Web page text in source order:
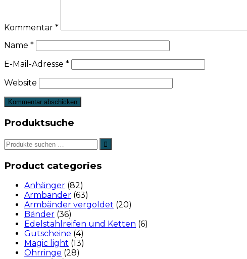
Kommentar *
Name *
E-Mail-Adresse *
Website
Produktsuche
Product categories
Anhänger (82)
Armbänder (63)
Armbänder vergoldet (20)
Bänder (36)
Edelstahlreifen und Ketten (6)
Gutscheine (4)
Magic light (13)
Ohrringe (28)